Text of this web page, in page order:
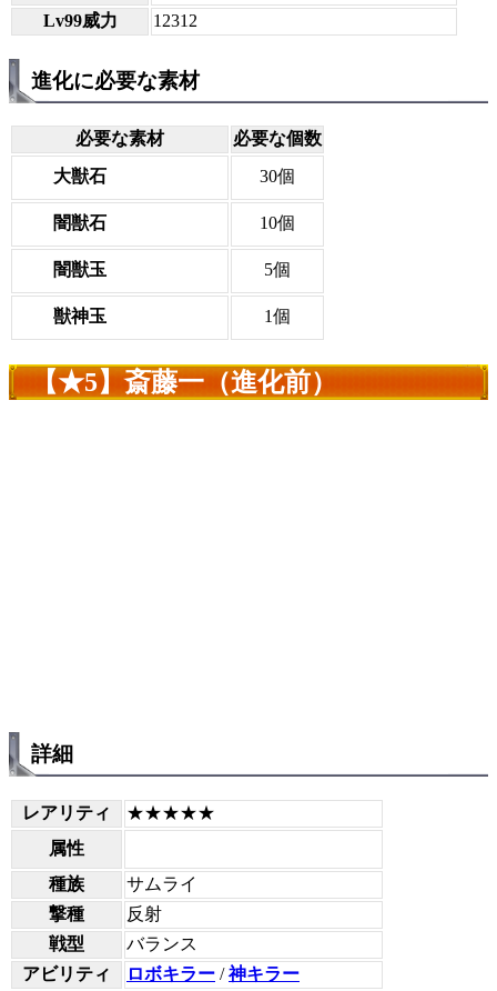
Lv99威力 12312
進化に必要な素材
必要な素材
必要な個数
大獣石
30個
闇獣石 10個
闇獣玉 5個
獣神玉 1個
【★5】斎藤一（進化前）
詳細
レアリティ
★★★★★
属性
種族
サムライ
撃種
反射
戦型
バランス
アビリティ
ロボキラー /神キラー